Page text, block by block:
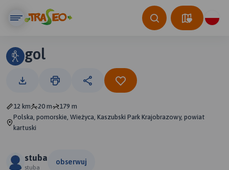
gol
12 km 20 m
179 m
Polska, pomorskie, Wieżyca, Kaszubski Park Krajobrazowy, powiat
kartuski
stuba
stuba
obserwuj